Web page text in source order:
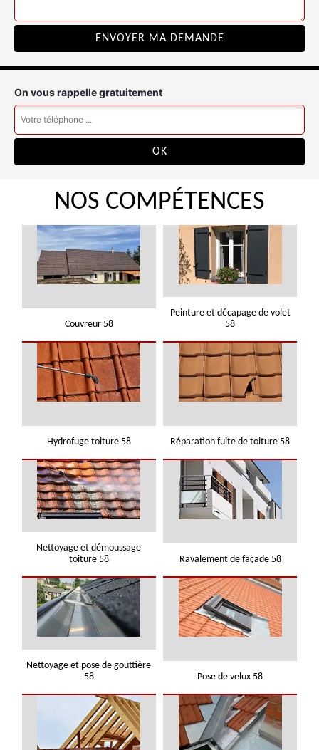
On vous rappelle gratuitement
NOS COMPÉTENCES
Couvreur 58
Peinture et décapage de volet
58
Hydrofuge toiture 58 Réparation fuite de toiture 58
Nettoyage et démoussage
toiture 58
Ravalement de façade 58
Nettoyage et pose de gouttière
58
Pose de velux 58